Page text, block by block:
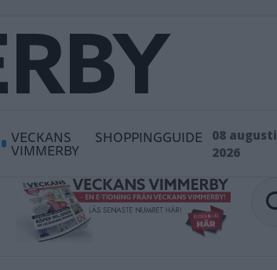
VECKANS
VIMMERBY
SHOPPINGGUIDE
08 augusti
2026